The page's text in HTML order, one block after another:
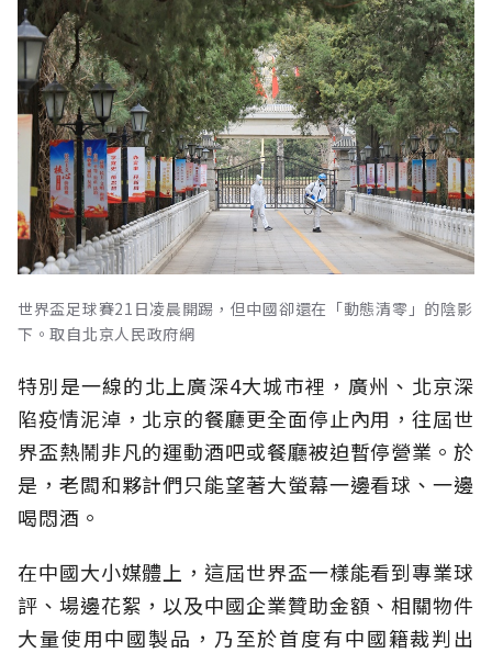
世界盃足球賽21日凌晨開踢，但中國卻還在「動態清零」的陰影
下。取自北京人民政府網
特別是一線的北上廣深4大城市裡，廣州、北京深
陷疫情泥淖，北京的餐廳更全面停止內用，往屆世
界盃熱鬧非凡的運動酒吧或餐廳被迫暫停營業。於
是，老闆和夥計們只能望著大螢幕一邊看球、一邊
喝悶酒。
在中國大小媒體上，這屆世界盃一樣能看到專業球
評、場邊花絮，以及中國企業贊助金額、相關物件
大量使用中國製品，乃至於首度有中國籍裁判出